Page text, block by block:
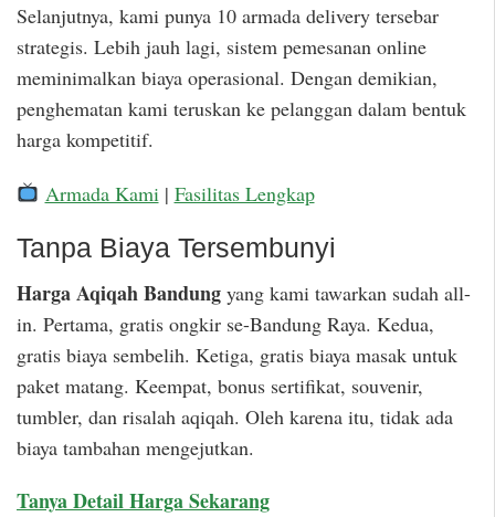
Selanjutnya, kami punya 10 armada delivery tersebar
strategis. Lebih jauh lagi, sistem pemesanan online
meminimalkan biaya operasional. Dengan demikian,
penghematan kami teruskan ke pelanggan dalam bentuk
harga kompetitif.
Armada Kami | Fasilitas Lengkap
Tanpa Biaya Tersembunyi
Harga Aqiqah Bandung yang kami tawarkan sudah all-
in. Pertama, gratis ongkir se-Bandung Raya. Kedua,
gratis biaya sembelih. Ketiga, gratis biaya masak untuk
paket matang. Keempat, bonus sertifikat, souvenir,
tumbler, dan risalah aqiqah. Oleh karena itu, tidak ada
biaya tambahan mengejutkan.
Tanya Detail Harga Sekarang